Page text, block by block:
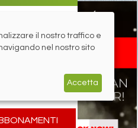
il nostro traffico e
nel nostro sito
Accetta